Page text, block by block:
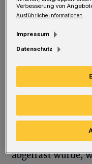
I n der
wird
rote Asphalt des
auf einer Länge
und neu
reguliert, der
der Kreuzung
abgefräst wurde,
Verbesserung von
Ausführliche Informationen
Impressum
Datenschutz